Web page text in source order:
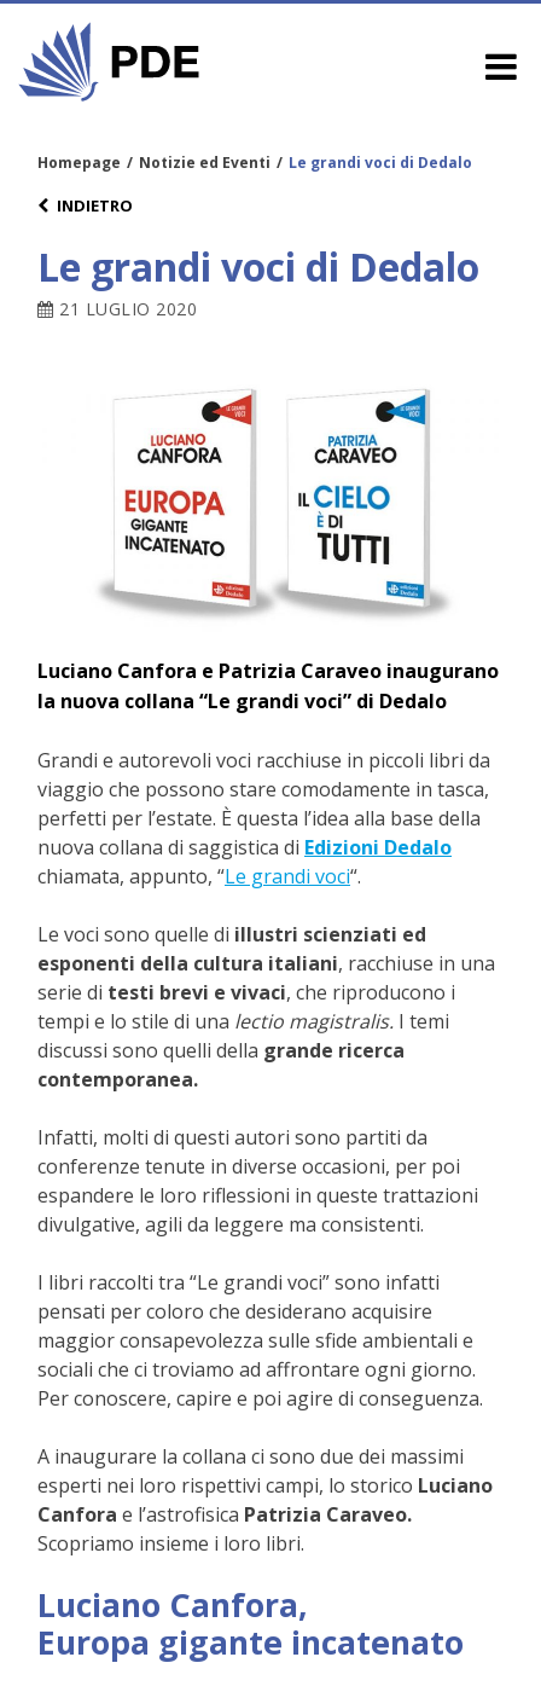
Homepage / Notizie ed Eventi / Le grandi voci di Dedalo
INDIETRO
Le grandi voci di Dedalo
21 LUGLIO 2020
Luciano Canfora e Patrizia Caraveo inaugurano
la nuova collana “Le grandi voci” di Dedalo
Grandi e autorevoli voci racchiuse in piccoli libri da
viaggio che possono stare comodamente in tasca,
perfetti per l’estate. È questa l’idea alla base della
nuova collana di saggistica di Edizioni Dedalo
chiamata, appunto, “Le grandi voci“.
Le voci sono quelle di illustri scienziati ed
esponenti della cultura italiani, racchiuse in una
serie di testi brevi e vivaci, che riproducono i
tempi e lo stile di una lectio magistralis. I temi
discussi sono quelli della grande ricerca
contemporanea.
Infatti, molti di questi autori sono partiti da
conferenze tenute in diverse occasioni, per poi
espandere le loro riflessioni in queste trattazioni
divulgative, agili da leggere ma consistenti.
I libri raccolti tra “Le grandi voci” sono infatti
pensati per coloro che desiderano acquisire
maggior consapevolezza sulle sfide ambientali e
sociali che ci troviamo ad affrontare ogni giorno.
Per conoscere, capire e poi agire di conseguenza.
A inaugurare la collana ci sono due dei massimi
esperti nei loro rispettivi campi, lo storico Luciano
Canfora e l’astrofisica Patrizia Caraveo.
Scopriamo insieme i loro libri.
Luciano Canfora,
Europa gigante incatenato